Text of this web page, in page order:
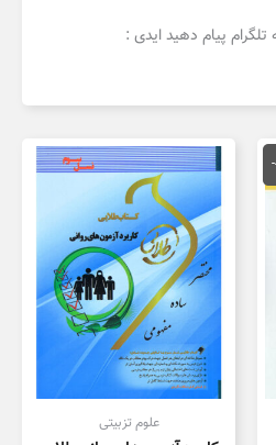
پیام دهید ایدی :
80,000 تومان
علوم تزبیتی